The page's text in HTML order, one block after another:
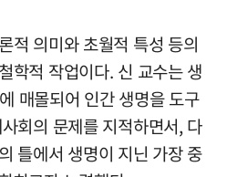
적 의미와 초월적 특성 등의
학적 작업이다. 신 교수는 생
매몰되어 인간 생명을 도구
회의 문제를 지적하면서, 다
틀에서 생명이 지닌 가장 중